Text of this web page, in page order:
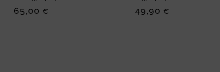
65,00 € 49,90 €